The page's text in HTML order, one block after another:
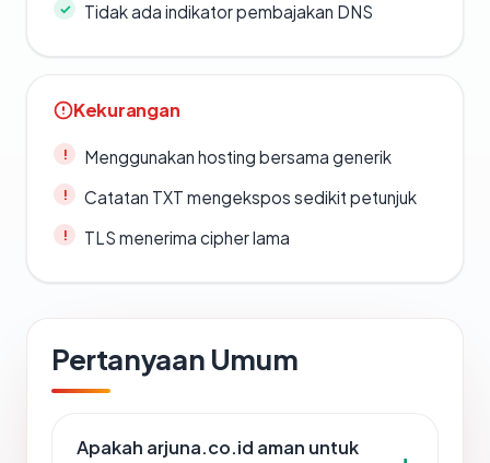
Tidak ada indikator pembajakan DNS
Kekurangan
Menggunakan hosting bersama generik
Catatan TXT mengekspos sedikit petunjuk
TLS menerima cipher lama
Pertanyaan Umum
Apakah arjuna.co.id aman untuk